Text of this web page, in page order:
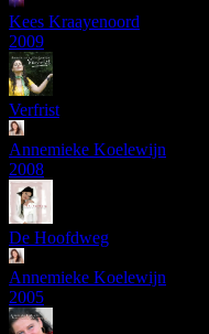
Kees Kraayenoord
2009
Verfrist
Annemieke Koelewijn
2008
De Hoofdweg
Annemieke Koelewijn
2005